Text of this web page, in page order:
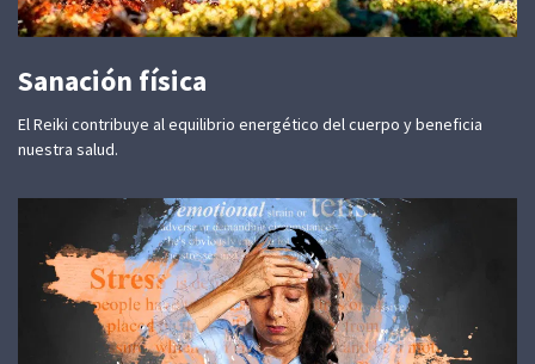
Sanación física
El Reiki contribuye al equilibrio energético del cuerpo y beneficia
nuestra salud.